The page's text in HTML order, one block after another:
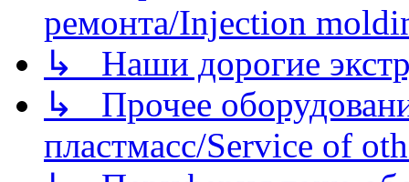
ремонта/Injection
↳ Наши дорогие
↳ Прочее
пластмасс/Service of